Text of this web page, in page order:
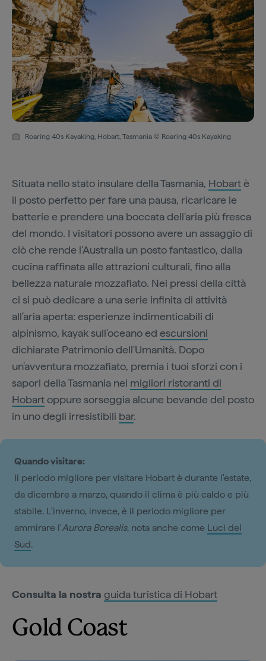
Roaring 40s Kayaking, Hobart, Tasmania © Roaring 40s Kayaking
Situata nello stato insulare della Tasmania, Hobartè
il posto perfetto per fare una pausa, ricaricare le
batterie e prendere una boccata dell'aria più fresca
del mondo. I visitatori possono avere un assaggio di
ciò che rende l'Australia un posto fantastico, dalla
cucina raffinata alle attrazioni culturali, fino alla
bellezza naturale mozzafiato. Nei pressi della città
ci si può dedicare a una serie infinita di attività
all'aria aperta: esperienze indimenticabili di
alpinismo, kayak sull'oceano ed escursioni
dichiarate Patrimonio dell'Umanità. Dopo
un'avventura mozzafiato, premia i tuoi sforzi con i
sapori della Tasmania nei migliori ristoranti di
Hobartoppure sorseggia alcune bevande del posto
in uno degli irresistibili bar.
Quando visitare:
Il periodo migliore per visitare Hobart è durante l'estate,
da dicembre a marzo, quando il clima è più caldo e più
stabile. L'inverno, invece, è il periodo migliore per
ammirare l'Aurora Borealis, nota anche come Luci del
Sud.
Consulta la nostra guida turistica di Hobart
Gold Coast